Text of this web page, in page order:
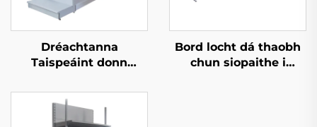
Dréachtanna
Taispeáint donn
Bord locht dá thaobh
chun siopaithe i